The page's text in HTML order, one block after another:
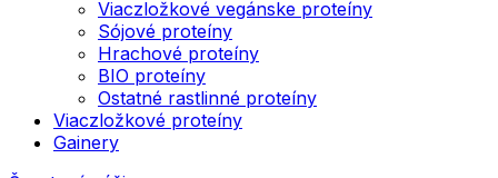
Viaczložkové vegánske proteíny
Sójové proteíny
Hrachové proteíny
BIO proteíny
Ostatné rastlinné proteíny
Viaczložkové proteíny
Gainery